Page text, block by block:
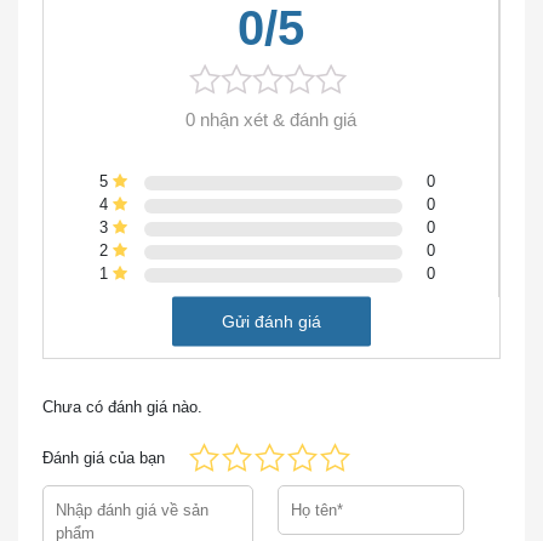
Tính năng và lợi ích của Cisco Nexus 5000
Series
Sau đây là một số tính năng chính của thiết bị chuyển
mạch Cisco Nexus 5000 bao gồm C1-N5672UP-
Tối ưu hóa cho ảo hóa và triển khai đám mây:
Ngày nay, các máy chủ hiệu suất cao được triển
khai trên đám mây có thể hỗ trợ nhiều máy ảo và
khối lượng công việc hơn bao giờ hết. Yêu cầu có
0/5
0 nhận xét & đánh giá
5
0
4
0
3
0
2
0
1
0
Gửi đánh giá
Chưa có đánh giá nào.
Đánh giá của bạn